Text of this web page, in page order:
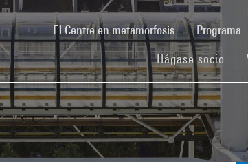
El Centre en metamorfosis(current)Programa
Hágase socio